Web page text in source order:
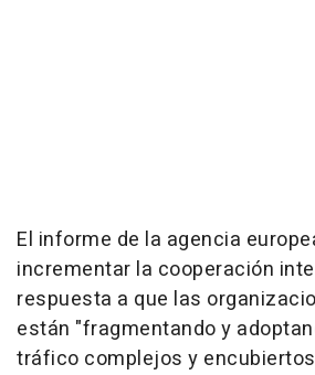
El informe de la agencia
incrementar la cooperación
respuesta a que las
están "fragmentando y
tráfico complejos y